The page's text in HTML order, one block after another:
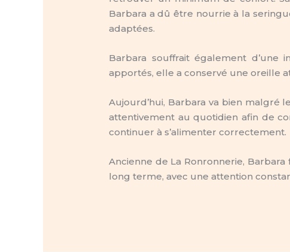
Barbara a dû être nourrie à la
adaptées.
Barbara souffrait également d’une
apportés, elle a conservé une oreille
Aujourd’hui, Barbara va bien malgré
attentivement au quotidien afin de
continuer à s’alimenter correctement.
Ancienne de La Ronronnerie,
long terme, avec une attention